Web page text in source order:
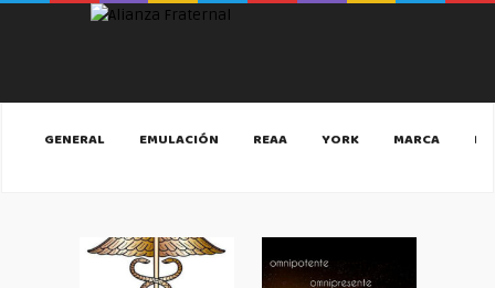
GENERAL EMULACIÓN REAA YORK MARCA